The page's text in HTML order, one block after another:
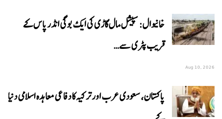
خانیوال: سپیشل مال گاڑی کی ایک بوگی انڈر پاس کے
قریب پٹری سے…
Aug 10, 2026
پاکستان، سعودی عرب اور ترکیہ کا دفاعی معاہدہ اسلامی دنیا